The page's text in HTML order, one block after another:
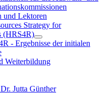
und Lektoren
Strategy for
(HRS4R)
- Ergebnisse der initialen
Weiterbildung
Jutta Günther